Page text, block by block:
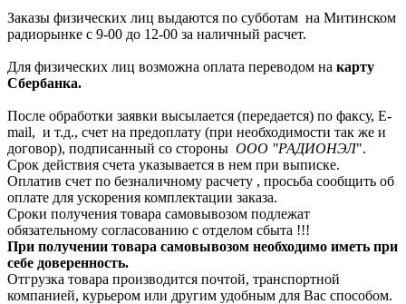
Заказы физических лиц выдаются по субботам на Митинском
радиорынке с 9-00 до 12-00 за наличный расчет.
Для физических лиц возможна оплата переводом на карту
Сбербанка.
После обработки заявки высылается (передается) по факсу, E-
mail, и т.д., счет на предоплату (при необходимости так же и
договор), подписанный со стороны ООО "РАДИОНЭЛ".
Срок действия счета указывается в нем при выписке.
Оплатив счет по безналичному расчету , просьба сообщить об
оплате для ускорения комплектации заказа.
Сроки получения товара самовывозом подлежат
обязательному согласованию с отделом сбыта !!!
При получении товара самовывозом необходимо иметь при
себе доверенность.
Отгрузка товара производится почтой, транспортной
компанией, курьером или другим удобным для Вас способом.